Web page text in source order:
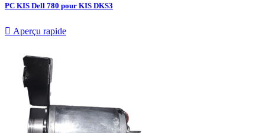
PC KIS Dell 780 pour KIS DKS3
 Aperçu rapide